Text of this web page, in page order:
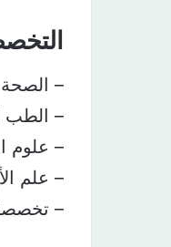
– الصحة
– الطب
– علوم
– علم
–